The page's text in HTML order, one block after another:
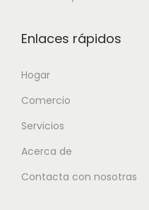
Enlaces rápidos
Hogar
Comercio
Servicios
Acerca de
Contacta con nosotras